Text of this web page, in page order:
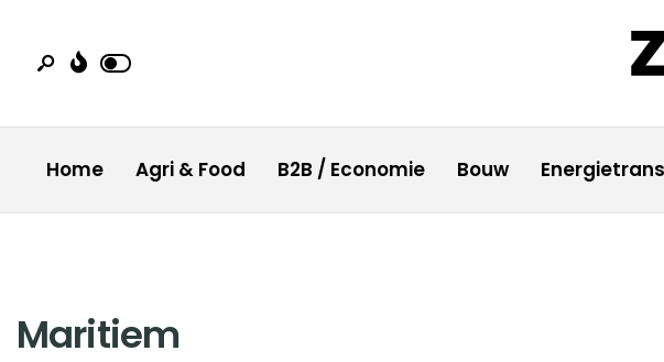
Home Agri & Food B2B / Economie Bouw
Maritiem